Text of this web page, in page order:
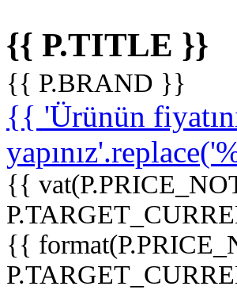
{{ P.TITLE }}
{{ P.BRAND }}
{{ 'Ürünün
{{
{{